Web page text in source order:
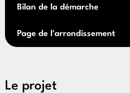
Bilan de la démarche
Page de l'arrondissement
Le projet